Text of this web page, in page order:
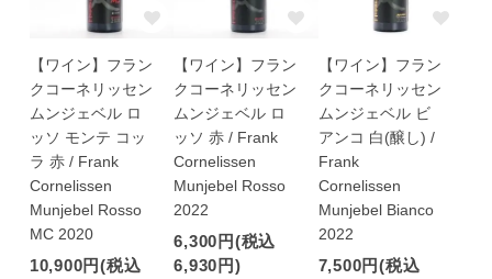
【ワイン】フラン
クコーネリッセン
ムンジェベル ロ
ッソ モンテ コッ
ラ 赤 / Frank
Cornelissen
Munjebel Rosso
MC 2020
10,900円(税込
【ワイン】フラン
クコーネリッセン
ムンジェベル ロ
ッソ 赤 / Frank
Cornelissen
Munjebel Rosso
2022
6,300円(税込
6,930円)
【ワイン】フラン
クコーネリッセン
ムンジェベル ビ
アンコ 白(醸し) /
Frank
Cornelissen
Munjebel Bianco
2022
7,500円(税込